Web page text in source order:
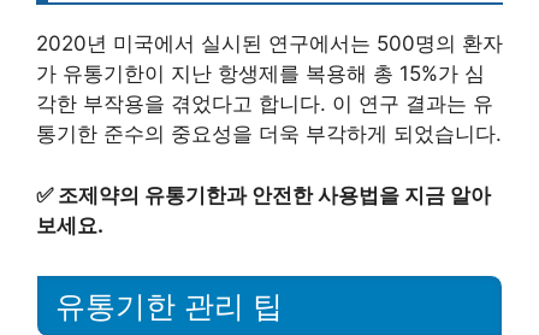
2020년 미국에서 실시된 연구에서는 500명의 환자
가 유통기한이 지난 항생제를 복용해 총 15%가 심
각한 부작용을 겪었다고 합니다. 이 연구 결과는 유
통기한 준수의 중요성을 더욱 부각하게 되었습니다.
✅ 조제약의 유통기한과 안전한 사용법을 지금 알아
보세요.
유통기한 관리 팁